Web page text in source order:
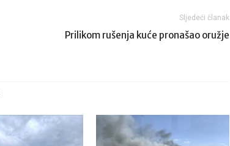
Sljedeći članak
Prilikom rušenja kuće pronašao oružje